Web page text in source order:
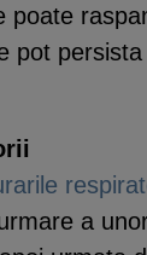
poate
pot
a